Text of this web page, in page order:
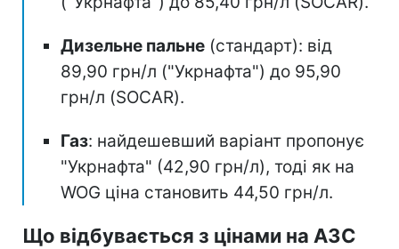
Дизельне пальне (стандарт): від
89,90 грн/л ("Укрнафта") до 95,90
грн/л (SOCAR).
Газ: найдешевший варіант пропонує
"Укрнафта" (42,90 грн/л), тоді як на
WOG ціна становить 44,50 грн/л.
Що відбувається з цінами на АЗС